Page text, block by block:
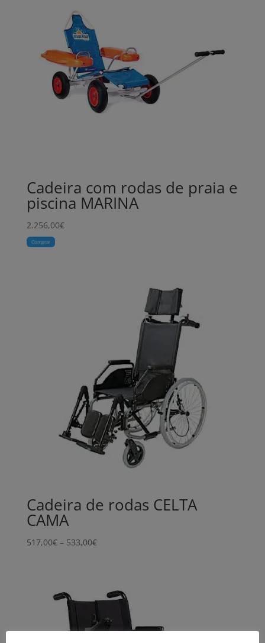
Cadeira com rodas de praia e
piscina MARINA
2.256,00€
Comprar
Cadeira de rodas CELTA
CAMA
517,00€ – 533,00€Price
533,00€